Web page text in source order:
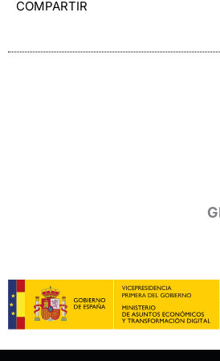
COMPARTIR